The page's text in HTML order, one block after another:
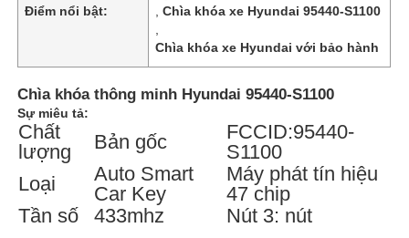
Điểm nổi bật:
,Chìa khóa xe Hyundai 95440-S1100
Chìa khóa xe Hyundai với bảo hành
Chìa khóa thông minh Hyundai 95440-S1100
Sự miêu tả:
Chất
lượng
Bản gốc
FCCID:95440-
S1100
Loại
Auto Smart
Car Key
Máy phát tín hiệu
47 chip
Tần số
433mhz Nút 3: nút